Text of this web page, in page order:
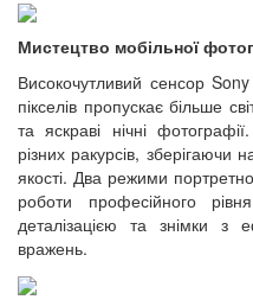
Мистецтво мобільної
Високочутливий сенсор
пікселів пропускає більше
та яскраві нічні
різних ракурсів, зберігаючи
якості. Два режими
роботи професійного
деталізацією та знімки з
вражень.